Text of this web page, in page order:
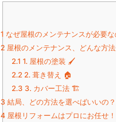
1 なぜ屋根のメンテナンスが必要
2屋根のメンテナンス、どんな方
2.1 1. 屋根の塗装 🖌️
2.22. 葺き替え 🏠
2.3 3. カバー工法 🏗️
3 結局、どの方法を選べばいいの
4 屋根リフォームはプロにお任せ